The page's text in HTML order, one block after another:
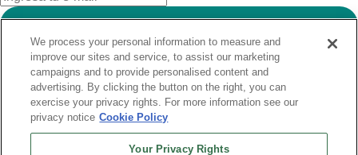
Este sitio está protegido por reCAPTCHA y Google
Política de
privacidad y Se aplican lasCondiciones de servicio
¡Muchas gracias!Ya estás suscrito a nuestro newsletter
Recibe gratis todas las noticias en tu correo
We process your personal information to measure and
improve our sites and service, to assist our marketing
campaigns and to provide personalised content and
advertising. By clicking the button on the right, you can
exercise your privacy rights. For more information see our
privacy notice Cookie Policy
Your Privacy Rights